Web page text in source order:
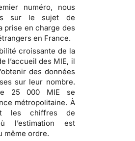
numéro, nous
sur le sujet de
prise en charge des
en France.
croissante de la
l’accueil des MIE, il
des données
sur leur nombre.
25 000 MIE se
métropolitaine. À
les chiffres de
l’estimation est
même ordre.